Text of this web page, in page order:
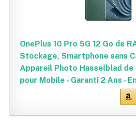
OnePlus 10 Pro 5G 12 Go de
Stockage, Smartphone sans
Appareil Photo Hasselblad
pour Mobile - Garanti 2 Ans -